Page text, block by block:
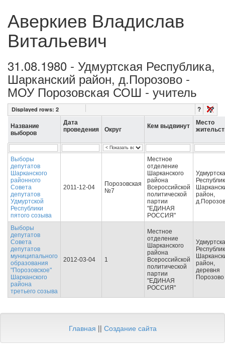
Аверкиев Владислав
Витальевич
31.08.1980 - Удмуртская Республика,
Шарканский район, д.Порозово -
МОУ Порозовская СОШ - учитель
Displayed rows: 2 ?
Название
выборов
Дата
проведения
Округ Кем выдвинут
Место
Выборы
депутатов
Шарканского
районного
Совета
депутатов
Удмуртской
Республики
пятого созыва
2011-12-04
Порозовская
№7
Местное
отделение
Шарканского
района
Всероссийской
политической
партии
"ЕДИНАЯ
РОССИЯ"
район,
Выборы
депутатов
Совета
депутатов
муниципального
образования
"Порозовское"
Шарканского
района
третьего созыва
2012-03-04 1
Местное
отделение
Шарканского
района
Всероссийской
политической
партии
"ЕДИНАЯ
РОССИЯ"
район,
деревня
Порозово
Главная || Создание сайта